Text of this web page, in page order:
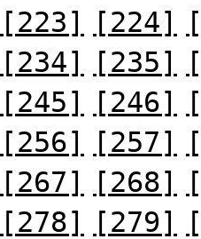
[223] [224]
[234] [235]
[245] [246]
[256] [257]
[267] [268]
[278] [279]